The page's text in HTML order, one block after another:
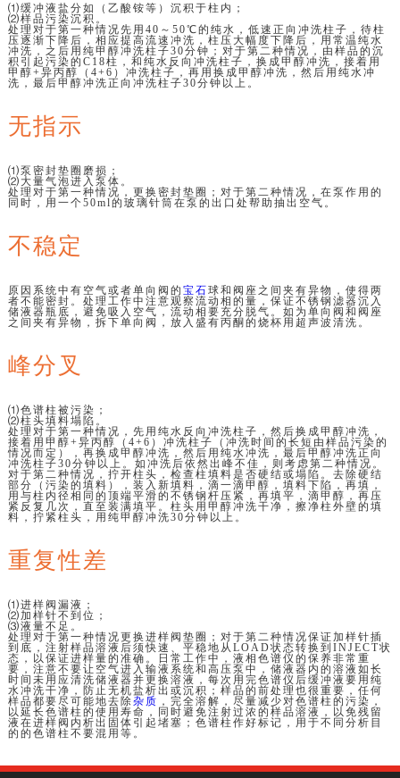
⑴缓冲液盐分如（乙酸铵等）沉积于柱内；
⑵样品污染沉积。
处理对于第一种情况先用40～50℃的纯水，低速正向冲洗柱子，待柱
压逐渐下降后，相应提高流速冲洗，柱压大幅度下降后，用常温纯水
冲洗，之后用纯甲醇冲洗柱子30分钟；对于第二种情况，由样品的沉
积引起污染的C18柱，和纯水反向冲洗柱子，换成甲醇冲洗，接着用
甲醇+异丙醇（4+6）冲洗柱子，再用换成甲醇冲洗，然后用纯水冲
洗，最后甲醇冲洗正向冲洗柱子30分钟以上。
无指示
⑴泵密封垫圈磨损；
⑵大量气泡进入泵体。
处理对于第一种情况，更换密封垫圈；对于第二种情况，在泵作用的
同时，用一个50ml的玻璃针筒在泵的出口处帮助抽出空气。
不稳定
原因系统中有空气或者单向阀的 宝石球和阀座之间夹有异物，使得两
者不能密封。处理工作中注意观察流动相的量，保证不锈钢滤器沉入
储液器瓶底，避免吸入空气，流动相要充分脱气。如为单向阀和阀座
之间夹有异物，拆下单向阀，放入盛有丙酮的烧杯用超声波清洗。
峰分叉
⑴色谱柱被污染；
⑵柱头填料塌陷。
处理对于第一种情况，先用纯水反向冲洗柱子，然后换成甲醇冲洗，
接着用甲醇+异丙醇（4+6）冲洗柱子（冲洗时间的长短由样品污染的
情况而定），再换成甲醇冲洗，然后用纯水冲洗，最后甲醇冲洗正向
冲洗柱子30分钟以上。如冲洗后依然出峰不佳，则考虑第二种情况。
对于第二种情况，拧开柱头，检查柱填料是否硬结或塌陷。去除硬结
部分（污染的填料），装入新填料，滴一滴甲醇，填料下陷，再填，
用与柱内径相同的顶端平滑的不锈钢杆压紧，再填平，滴甲醇，再压
紧反复几次，直至装满填平。柱头用甲醇冲洗干净，擦净柱外壁的填
料，拧紧柱头，用纯甲醇冲洗30分钟以上。
重复性差
⑴进样阀漏液；
⑵加样针不到位；
⑶液量不足。
处理对于第一种情况更换进样阀垫圈；对于第二种情况保证加样针插
到底，注射样品溶液后须快速、平稳地从LOAD状态转换到INJECT状
态，以保证进样量的准确。日常工作中，液相色谱仪的保养非常重
要，注意不要让空气进入输液系统和高压泵中，储液器内的溶液如长
时间未用应清洗储液器并更换溶液，每次用完色谱仪后缓冲液要用纯
水冲洗干净，防止无机盐析出或沉积；样品的前处理也很重要，任何
样品都要尽可能地去除杂质 ，完全溶解，尽量减少对色谱柱的污染，
以延长色谱柱的使用寿命，同时避免注射过浓的样品溶液，以免残留
液在进样阀内析出固体引起堵塞；色谱柱作好标记，用于不同分析目
的的色谱柱不要混用等。